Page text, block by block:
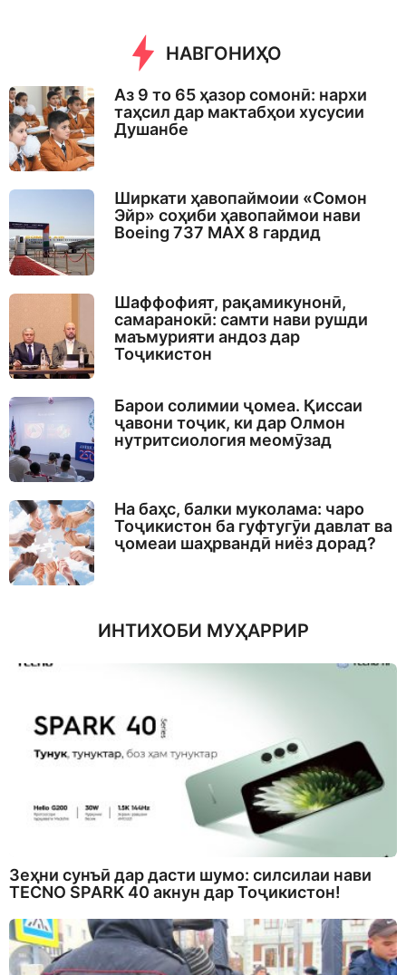
НАВГОНИҲО
Аз 9 то 65 ҳазор сомонӣ: нархи
таҳсил дар мактабҳои хусусии
Душанбе
Ширкати ҳавопаймоии «Сомон
Эйр» соҳиби ҳавопаймои нави
Boeing 737 MAX 8 гардид
Шаффофият, рақамикунонӣ,
самаранокӣ: самти нави рушди
маъмурияти андоз дар
Тоҷикистон
Барои солимии ҷомеа. Қиссаи
ҷавони тоҷик, ки дар Олмон
нутритсиология меомӯзад
На баҳс, балки муколама: чаро
Тоҷикистон ба гуфтугӯи давлат ва
ҷомеаи шаҳрвандӣ ниёз дорад?
ИНТИХОБИ МУҲАРРИР
Зеҳни сунъӣ дар дасти шумо: силсилаи нави
TECNO SPARK 40 акнун дар Тоҷикистон!